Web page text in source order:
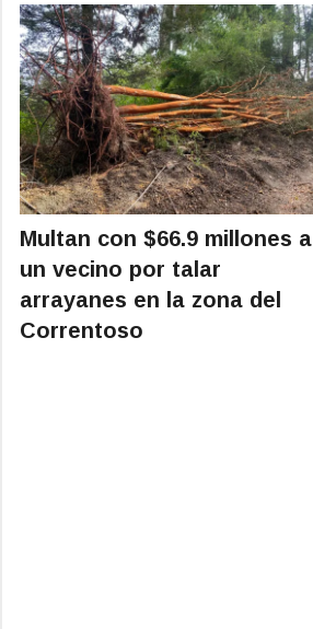
Multan con $66.9 millones a
un vecino por talar
arrayanes en la zona del
Correntoso